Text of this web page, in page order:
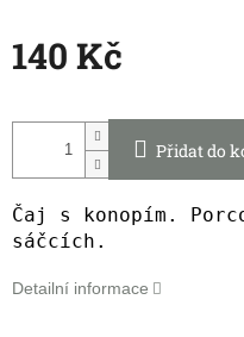
140 Kč
cena:
Přidat do
Čaj s konopím.
sáčcích.
Detailní informace